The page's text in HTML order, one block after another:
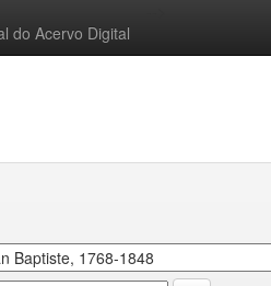
do Acervo Digital